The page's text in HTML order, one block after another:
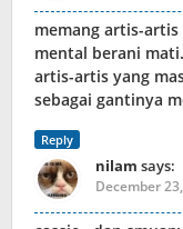
memang artis-
mental berani
artis-artis yang
sebagai gantinya
Reply
nilam says:
December